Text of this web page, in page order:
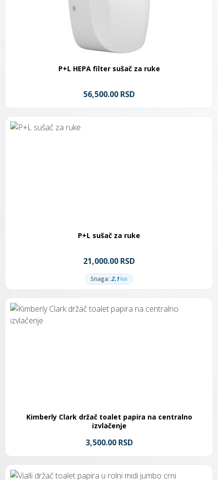
P+L HEPA filter sušač za ruke
56,500.00 RSD
P+L sušač za ruke
21,000.00 RSD
Snaga: 2.1kw
Kimberly Clark držač toalet papira na centralno
izvlačenje
3,500.00 RSD